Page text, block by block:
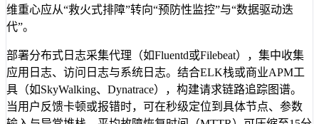
维重心应从“救火式排障”转向“预防性监控”与“数据驱动迭
代”。
部署分布式日志采集代理（如Fluentd或Filebeat），集中收集
应用日志、访问日志与系统日志。结合ELK栈或商业APM工
具（如SkyWalking、Dynatrace），构建请求链路追踪图谱。
当用户反馈卡顿或报错时，可在秒级定位到具体节点、参数